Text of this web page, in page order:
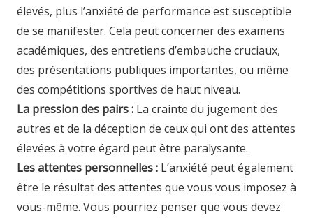
élevés, plus l’anxiété de performance est susceptible
de se manifester. Cela peut concerner des examens
académiques, des entretiens d’embauche cruciaux,
des présentations publiques importantes, ou même
des compétitions sportives de haut niveau.
La pression des pairs : La crainte du jugement des
autres et de la déception de ceux qui ont des attentes
élevées à votre égard peut être paralysante.
Les attentes personnelles : L’anxiété peut également
être le résultat des attentes que vous vous imposez à
vous-même. Vous pourriez penser que vous devez